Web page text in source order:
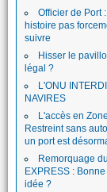
Officier de Port
histoire pas
suivre
Hisser le
légal ?
L'ONU
NAVIRES
L'accès en
Restreint sans
un port est
Remorquage
EXPRESS :
idée ?